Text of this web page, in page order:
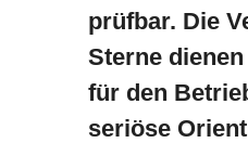
prüfbar. Die
Sterne
für den
seriöse